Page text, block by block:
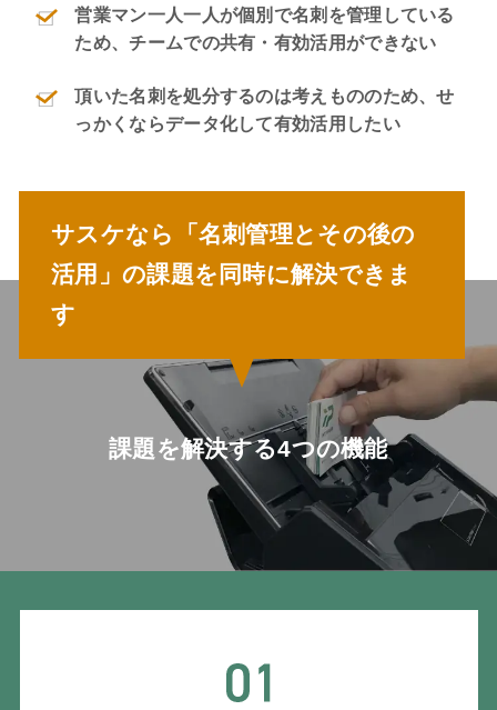
営業マン一人一人が個別で名刺を管理している
ため、チームでの共有・有効活用ができない
頂いた名刺を処分するのは考えもののため、せ
っかくならデータ化して有効活用したい
サスケなら「名刺管理とその後の
活用」の課題を 同時に解決できま
す
課題を解決する4つの機能